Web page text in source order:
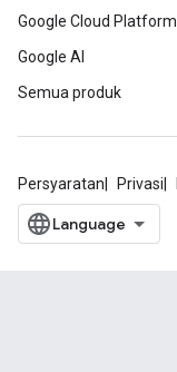
Google Cloud Platform
Google AI
Semua produk
Persyaratan Privasi